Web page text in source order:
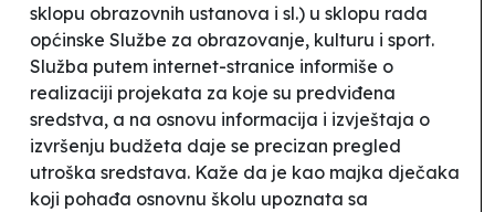
sklopu obrazovnih ustanova i sl.) u sklopu rada
općinske Službe za obrazovanje, kulturu i sport.
Služba putem internet-stranice informiše o
realizaciji projekata za koje su predviđena
sredstva, a na osnovu informacija i izvještaja o
izvršenju budžeta daje se precizan pregled
utroška sredstava. Kaže da je kao majka dječaka
koji pohađa osnovnu školu upoznata sa